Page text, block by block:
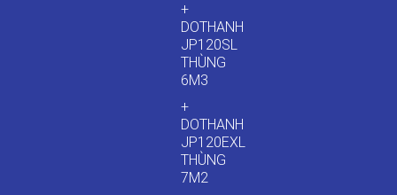
+
DOTHANH
JP120SL
THÙNG
6M3
+
DOTHANH
JP120EXL
THÙNG
7M2